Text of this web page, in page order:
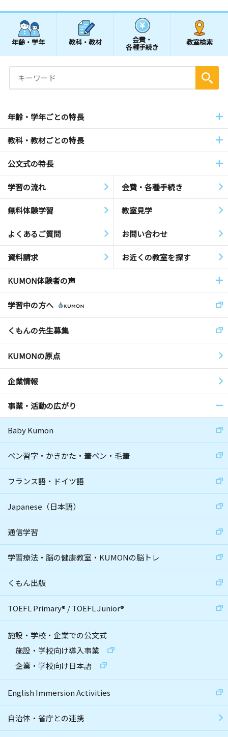
年齢・学年 教科・教材 会費・
各種手続き
教室検索
年齢・学年ごとの特長
教科・教材ごとの特長
公文式の特長
学習の流れ 会費・各種手続き
無料体験学習 教室見学
よくあるご質問 お問い合わせ
資料請求 お近くの教室を探す
KUMON体験者の声
学習中の方へ
くもんの先生募集
KUMONの原点
企業情報
事業・活動の広がり
Baby Kumon
ペン習字・かきかた・筆ペン・毛筆
フランス語・ドイツ語
Japanese（日本語）
通信学習
学習療法・脳の健康教室・KUMONの脳トレ
くもん出版
TOEFL Primary® /TOEFL Junior®
施設・学校・企業での公文式
施設・学校向け導入事業
企業・学校向け日本語
English Immersion Activities
自治体・省庁との連携